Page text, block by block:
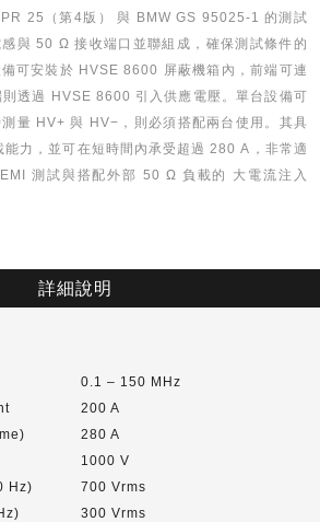
25（第4版） 與 BMW GS 95025-1 的測試
與 50 Ω 接收端口並聯組成，確保測試條件的
可安裝於 HVSE 8600 屏蔽機箱內，前端可連
透過 HVSE 8600 引入供應電壓。單台設備可
量 HV+ 與 HV−，則必須搭配兩台使用。其具
力，並可在短時間內承受超過 280 A，非常適
測試與搭配外部 50 Ω 負載的 大電流注入
詳細說明
0.1 – 150 MHz
200 A
280 A
1000 V
Hz)
700 Vrms
300 Vrms